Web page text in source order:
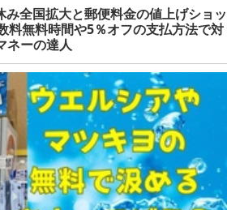
み全国拡大と郵便料金の値上げショッ
無料時間や5％オフの支払方法で対
ネーの達人